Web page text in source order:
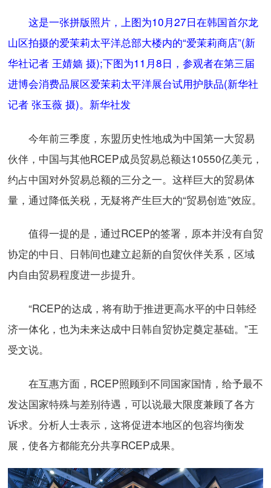
这是一张拼版照片，上图为10月27日在韩国首尔龙
山区拍摄的爱茉莉太平洋总部大楼内的“爱茉莉商店”(新
华社记者 王婧嫱 摄);下图为11月8日，参观者在第三届
进博会消费品展区爱茉莉太平洋展台试用护肤品(新华社
记者 张玉薇 摄)。新华社发
今年前三季度，东盟历史性地成为中国第一大贸易
伙伴，中国与其他RCEP成员贸易总额达10550亿美元，
约占中国对外贸易总额的三分之一。这样巨大的贸易体
量，通过降低关税，无疑将产生巨大的“贸易创造”效应。
值得一提的是，通过RCEP的签署，原本并没有自贸
协定的中日、日韩间也建立起新的自贸伙伴关系，区域
内自由贸易程度进一步提升。
“RCEP的达成，将有助于推进更高水平的中日韩经
济一体化，也为未来达成中日韩自贸协定奠定基础。”王
受文说。
在互惠方面，RCEP照顾到不同国家国情，给予最不
发达国家特殊与差别待遇，可以说最大限度兼顾了各方
诉求。分析人士表示，这将促进本地区的包容均衡发
展，使各方都能充分共享RCEP成果。